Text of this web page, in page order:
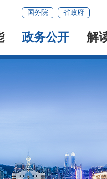
国务院 省政府
政务公开 解